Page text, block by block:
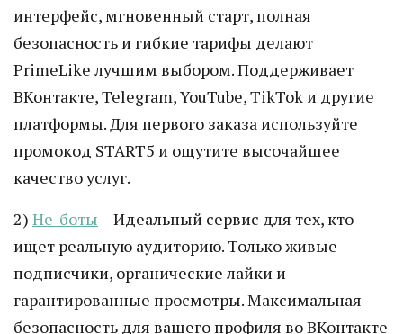
интерфейс, мгновенный старт, полная
безопасность и гибкие тарифы делают
PrimeLike лучшим выбором. Поддерживает
ВКонтакте, Telegram, YouTube, TikTok и другие
платформы. Для первого заказа используйте
промокод START5 и ощутите высочайшее
качество услуг.
2) Не-боты – Идеальный сервис для тех, кто
ищет реальную аудиторию. Только живые
подписчики, органические лайки и
гарантированные просмотры. Максимальная
безопасность для вашего профиля во ВКонтакте